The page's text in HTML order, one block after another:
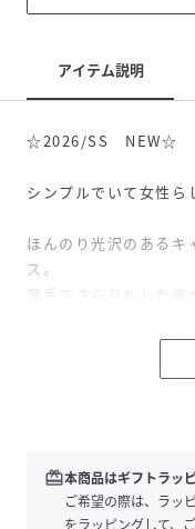
アイテム説明
☆2026/SS NEW☆
シンプルでいて女性ら
ほんのり光沢のあるキ
ス。
薄手でさらりとした爽
ふわっと広がる袖は
シンプルなのに女性
薄手
サイドポケットあり
衿ぐりゴム仕様
redeem本商品はギフトラッ
ご希望の際は、ラッ
をラッピングして、